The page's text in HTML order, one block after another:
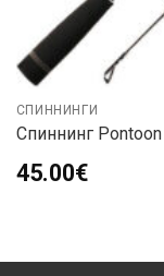
СПИННИНГИ
Спиннинг
45.00€